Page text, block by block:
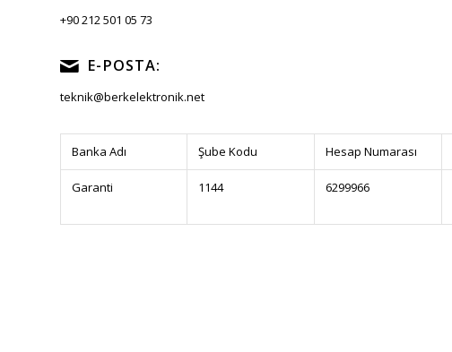
+90 212 501 05 73
E-POSTA:
teknik@berkelektronik.net
Banka Adı Şube Kodu Hesap Numarası
Garanti 1144 6299966